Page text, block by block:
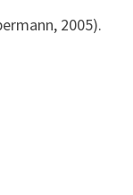
2005).